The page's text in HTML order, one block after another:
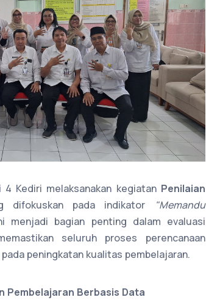
4 Kediri melaksanakan kegiatan Penilaian
difokuskan pada indikator
"Memandu
menjadi bagian penting dalam evaluasi
seluruh proses perencanaan
peningkatan kualitas pembelajaran.
Pembelajaran Berbasis Data